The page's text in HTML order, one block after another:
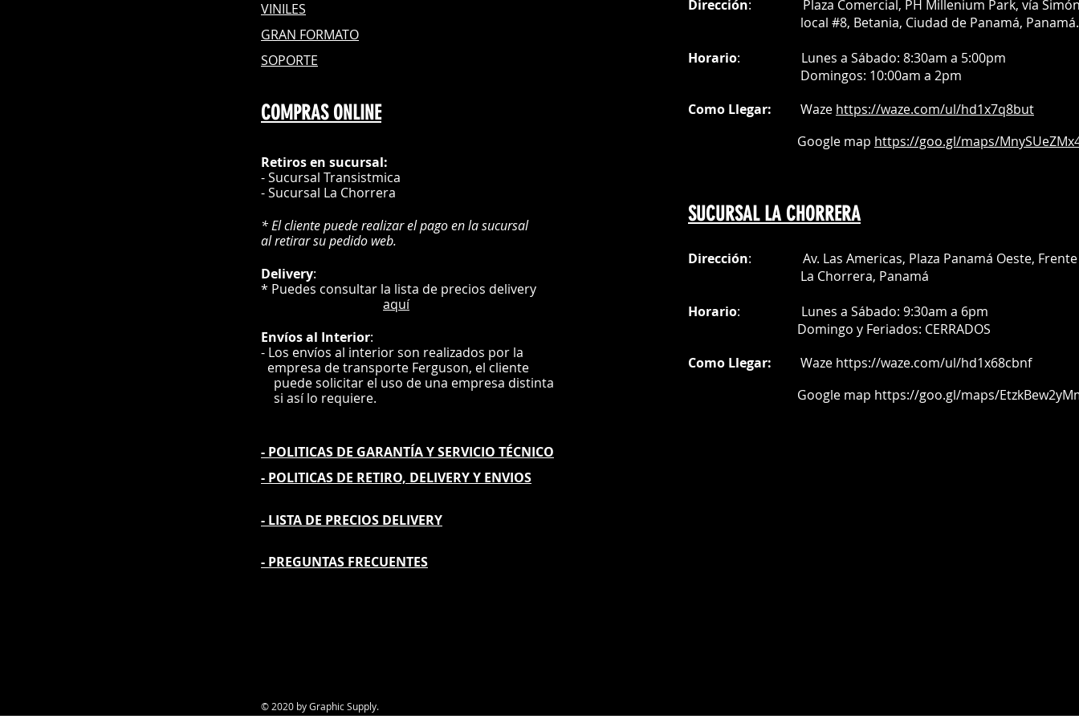
VINILES
GRAN FORMATO
SOPORTE
COMPRAS ONLINE
Retiros en sucursal:
- Sucursal Transistmica
- Sucursal La Chorrera
* El cliente puede realizar el pago en la sucursal
al retirar su pedido web.
Delivery:
* Puedes consultar la lista de precios delivery
aquí
Envíosal Interior:
- Los envíos al interior son realizados por la
empresa de transporte Ferguson, el cliente
puede solicitar el uso de una empresa distinta
si así lo requiere.
- POLITICAS DE GARANTÍAY SERVICIO TÉCNICO
- POLITICAS DE RETIRO, DELIVERY Y ENVIOS
- LISTA DE PRECIOS DELIVERY
- PREGUNTAS FRECUENTES
Dirección: Plaza Comercial, PH Millenium Park, vía
local #8, Betania, Ciudad de Panamá, Panamá.
Horario: Lunes a Sábado: 8:30am a 5:00pm
Domingos: 10:00am a 2pm
Como Llegar: Waze https://waze.com/ul/hd1x7q8but
Google map https://goo.gl/maps/
SUCURSAL LA CHORRERA
Dirección: Av. Las Americas, Plaza Panamá Oeste, Frente
La Chorrera, Panamá
Horario: Lunes a Sábado: 9:30am a 6pm
Domingo y Feriados: CERRADOS
Como Llegar: Waze https://waze.com/ul/hd1x68cbnf
Google map https://goo.gl/maps/
© 2020 by Graphic Supply.